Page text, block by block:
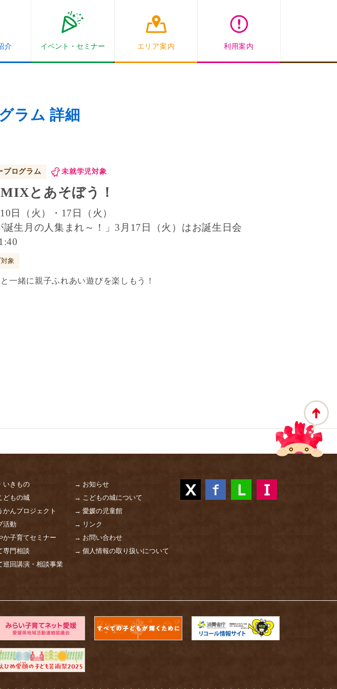
介 イベント・ セミナー エリア案内 利用案内
ラム 詳細
プログラム 未就学児対象
とあそぼう！
日（火）・17日（火）
生月の人集まれ～！」3月17日（火） はお誕生日会
象
一緒に親子ふれあい遊びを楽しもう！
いきもの
どもの城
んプロジェクト
活動
か子育てセミナー
専門相談
巡回講演・相談事業
→ お知らせ
→ こどもの城について
→ 愛媛の児童館
→ リンク
→ お問い合わせ
→ 個人情報の取り扱いについて